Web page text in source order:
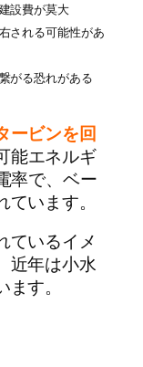
設費が莫大
される可能性があ
がる恐れがある
ービンを回
能エネルギ
率で、ベー
います。
ているイメ
近年は小水
す。